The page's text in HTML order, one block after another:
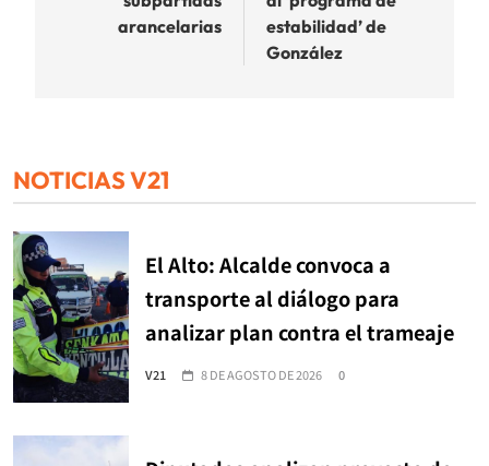
arancelarias
estabilidad’ de
González
NOTICIAS V21
El Alto: Alcalde convoca a
transporte al diálogo para
analizar plan contra el trameaje
V21 8 DE AGOSTO DE 2026 0